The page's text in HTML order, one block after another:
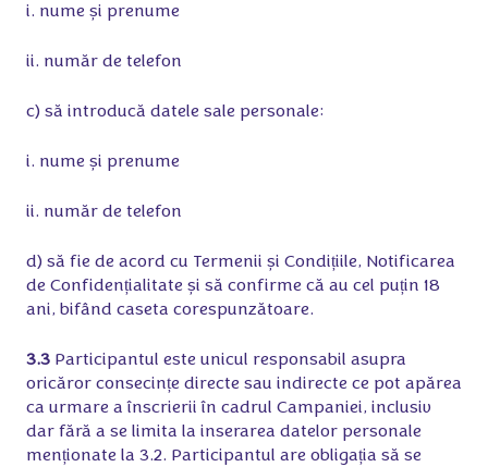
i. nume și prenume
ii. număr de telefon
c) să introducă datele sale personale:
i. nume și prenume
ii. număr de telefon
d) să fie de acord cu Termenii și Condițiile, Notificarea
de Confidențialitate și să confirme că au cel puțin 18
ani, bifând caseta corespunzătoare.
3.3 Participantul este unicul responsabil asupra
oricăror consecințe directe sau indirecte ce pot apărea
ca urmare a înscrierii în cadrul Campaniei, inclusiv
dar fără a se limita la inserarea datelor personale
menționate la 3.2. Participantul are obligația să se